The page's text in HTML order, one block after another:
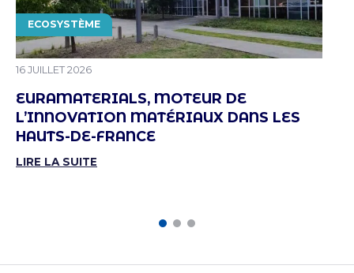
EURAMATERIALS, MOTEUR DE
L’INNOVATION MATÉRIAUX DANS LES
HAUTS-DE-FRANCE
PUBLIÉ LE
16 JUILLET 2026
THÉMATIQUE
ECOSYSTÈME
LIRE LA SUITE